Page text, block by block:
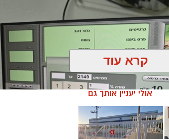
קרא עוד
אולי יעניין אותך גם